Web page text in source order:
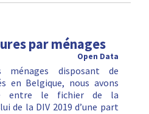
par ménages
Open Data
disposant de
en Belgique, nous avons
entre le fichier de la
de la DIV 2019 d’une part